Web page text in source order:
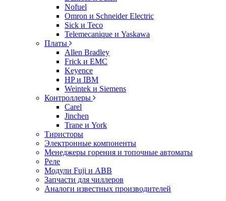
Nofuel
Omron и Schneider Electric
Sick и Teco
Telemecanique и Yaskawa
Платы
Allen Bradley
Frick и EMC
Keyence
HP и IBM
Weintek и Siemens
Контроллеры
Carel
Jinchen
Trane и York
Тиристоры
Электронные компоненты
Менеджеры горения и топочные автоматы
Реле
Модули Fuji и ABB
Запчасти для чиллеров
Аналоги известных производителей